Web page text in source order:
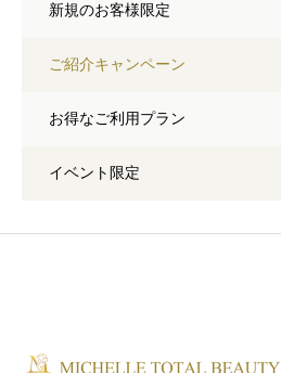
新規のお客様限定
ご紹介キャンペーン
お得なご利用プラン
イベント限定